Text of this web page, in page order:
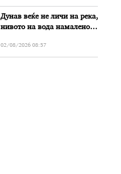
Дунав веќе не личи на река,
нивото на вода намалено
Бугарија
02/08/2026 08:57